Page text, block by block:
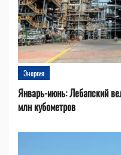
Энергия
Январь-июнь: Лебапский
млн кубометров